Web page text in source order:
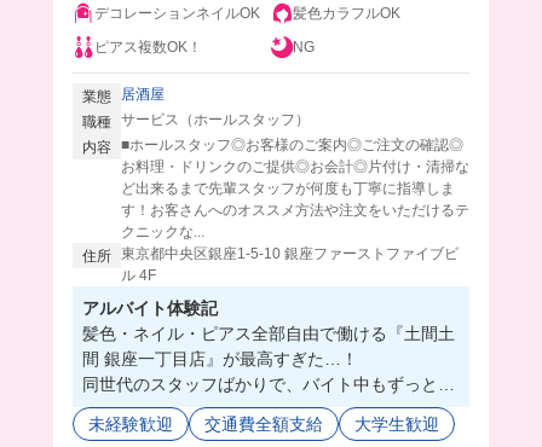
デコレーションネイルOK
髪色カラフルOK
ピアス複数OK！
NG
業態
居酒屋
職種 サービス（ホールスタッフ）
内容 ■ホールスタッフ◎お客様のご案内◎ご注文の確認◎
お料理・ドリンクのご提供◎お会計◎片付け・清掃な
ど出来るまで先輩スタッフが何度も丁寧に指導しま
す！お客さんへのオススメ方法や注文をいただけるテ
クニックな...
住所 東京都中央区銀座1-5-10 銀座ファーストファイブビ
ル 4F
アルバイト体験記
髪色・ネイル・ピアス全部自由で働ける『土間土
間 銀座一丁目店』が最高すぎた…！
同世代のスタッフばかりで、バイト中もずっとサ
ークルみたいに楽しい雰囲気だった🥹
しかも、まかないはメニューから好きなものをリ
未経験歓迎 交通費全額支給 大学生歓迎